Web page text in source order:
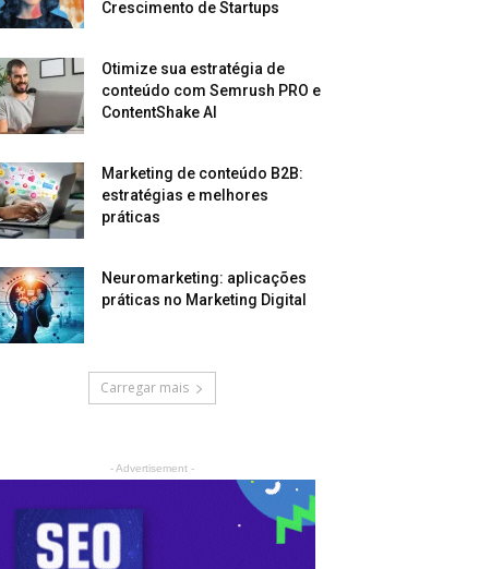
Crescimento de Startups
Otimize sua estratégia de
conteúdo com Semrush PRO e
ContentShake AI
Marketing de conteúdo B2B:
estratégias e melhores
práticas
Neuromarketing: aplicações
práticas no Marketing Digital
Carregar mais
- Advertisement -